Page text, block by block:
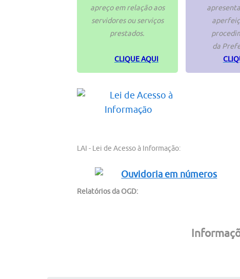
apreço em relação aos
servidores ou serviços
prestados.
CLIQUE AQUI
da
LAI - Lei de Acesso à Informação:
Relatórios da OGD: